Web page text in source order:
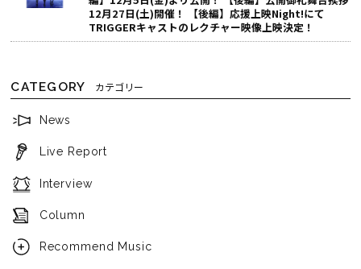
12月27日(土)開催！ 【後編】応援上映Night!にて
TRIGGERキャストのレクチャー映像上映決定！
CATEGORY カテゴリー
News
Live Report
Interview
Column
Recommend Music